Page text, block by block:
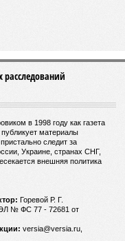
расследований
в 1998 году как газета
материалы
следит за
Украине, странах СНГ,
внешняя политика
Горевой Р. Г.
№ ФС 77 - 72681 от
versia@versia.ru,